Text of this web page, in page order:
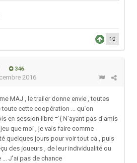
10
346
2016
MAJ , le trailer donne envie , toutes
toute cette coopération ... qu'on
en session libre ='( N'ayant pas d'amis
que moi , je vais faire comme
quelques jours pour voir tout ca , puis
des joueurs , de leur individualité ou
... J'ai pas de chance